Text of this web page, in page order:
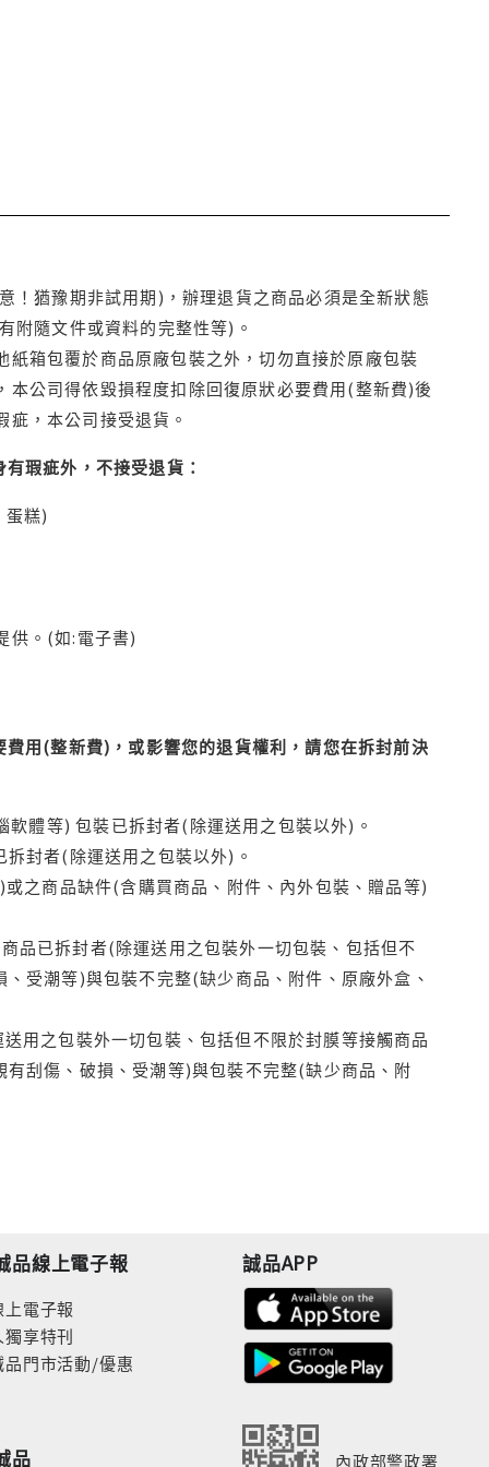
！猶豫期非試用期)，辦理退貨之商品必須是全新狀態
附隨文件或資料的完整性等)。
箱包覆於商品原廠包裝之外，切勿直接於原廠包裝
公司得依毀損程度扣除回復原狀必要費用(整新費)後
，本公司接受退貨。
瑕疵外，不接受退貨：
蛋糕)
供。(如:電子書)
用(整新費)，或影響您的退貨權利，請您在拆封前決
體等) 包裝已拆封者(除運送用之包裝以外)。
封者(除運送用之包裝以外)。
之商品缺件(含購買商品、附件、內外包裝、贈品等)
品已拆封者(除運送用之包裝外一切包裝、包括但不
受潮等)與包裝不完整(缺少商品、附件、原廠外盒、
用之包裝外一切包裝、包括但不限於封膜等接觸商品
刮傷、破損、受潮等)與包裝不完整(缺少商品、附
品線上電子報
電子報
享特刊
品門市活動/優惠
品
誠品APP
內政部警政署